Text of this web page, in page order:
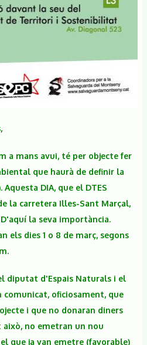
a mans avui, té per objecte fer
que haurà de definir la
DIA, que el DTES
la carretera Illes-Sant Marçal,
la seva importància.
els dies 1 o 8 de març, segons
diputat d'Espais Naturals i el
oficiosament, que
i que no donaran diners
no emetran un nou
que ja van emetre (favorable)